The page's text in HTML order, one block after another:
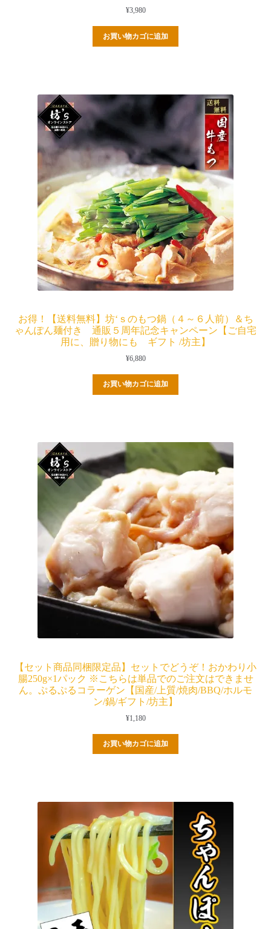
¥3,980
お買い物カゴに追加
お得！【送料無料】坊‘ｓのもつ鍋（４～６人前）＆ち
ゃんぽん麺付き 通販５周年記念キャンペーン【ご自宅
用に、贈り物にも ギフト /坊主】
¥6,880
お買い物カゴに追加
【セット商品同梱限定品】セットでどうぞ！おかわり小
腸250g×1パック ※こちらは単品でのご注文はできませ
ん。ぷるぷるコラーゲン【国産/上質/焼肉/BBQ/ホルモ
ン/鍋/ギフト/坊主】
¥1,180
お買い物カゴに追加